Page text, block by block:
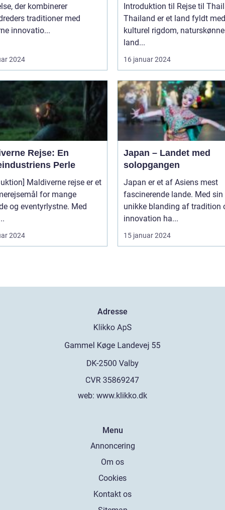
der kombinerer
traditioner med
innovatio...
2024
Introduktion til Rejse til
Thailand er et land fyldt med
kulturel rigdom, naturskønne
land...
16 januar 2024
Rejse: En
Perle
Maldiverne rejse er et
for mange
og eventyrlystne. Med
2024
Japan – Landet med
solopgangen
Japan er et af Asiens mest
fascinerende lande. Med sin
unikke blanding af tradition
innovation ha...
15 januar 2024
Adresse
web: www.klikko.dk
Menu
Annoncering
Om os
Cookies
Kontakt os